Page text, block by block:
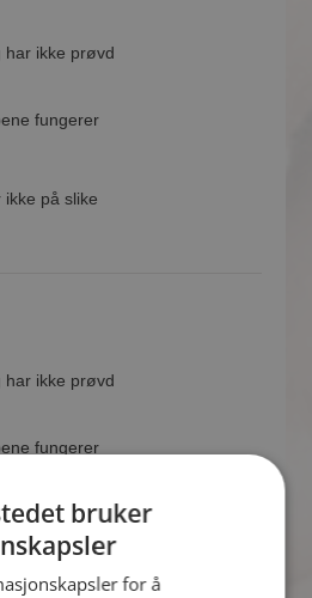
har ikke prøvd
fungerer
ikke på slike
har ikke prøvd
fungerer
på slikebruker
for å